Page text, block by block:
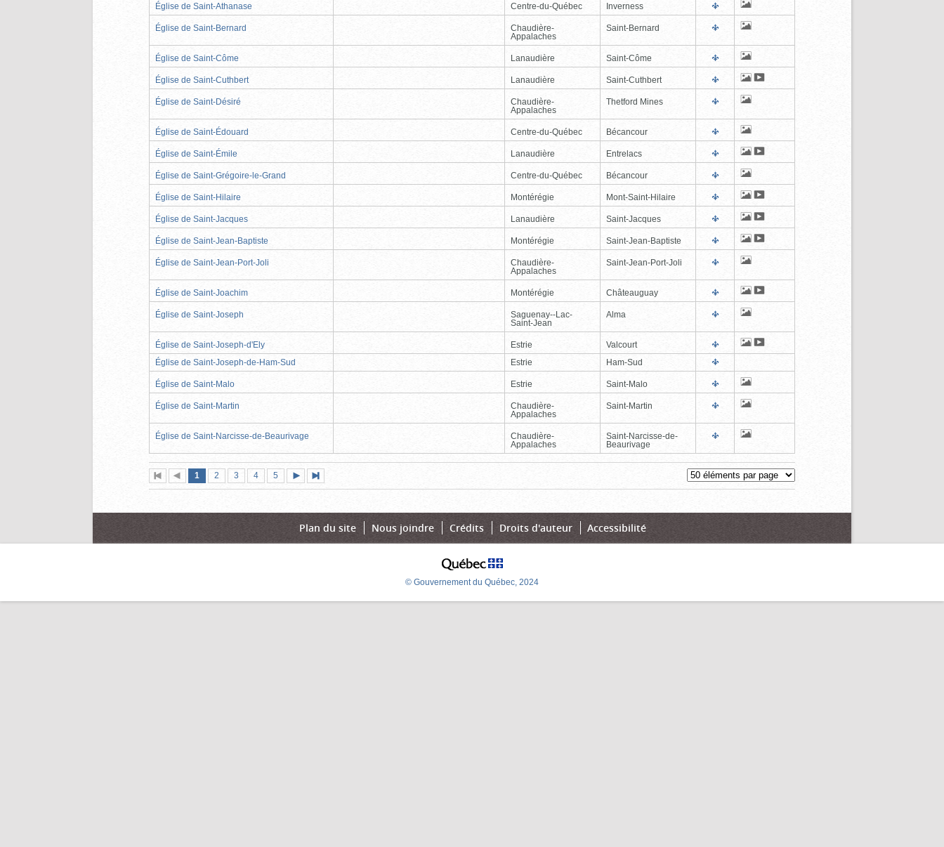
Église de Saint-Athanase Centre-du-Québec Inverness
Église de Saint-Bernard
Chaudière-
Appalaches
Saint-Bernard
Église de Saint-Côme Lanaudière Saint-Côme
Église de Saint-Cuthbert Lanaudière Saint-Cuthbert
Église de Saint-Désiré
Chaudière-
Appalaches
Thetford Mines
Église de Saint-Édouard Centre-du-Québec Bécancour
Église de Saint-Émile Lanaudière Entrelacs
Église de Saint-Grégoire-le-Grand Centre-du-Québec Bécancour
Église de Saint-Hilaire Montérégie Mont-Saint-Hilaire
Église de Saint-Jacques Lanaudière Saint-Jacques
Église de Saint-Jean-Baptiste Montérégie Saint-Jean-Baptiste
Église de Saint-Jean-Port-Joli
Chaudière-
Appalaches
Saint-Jean-Port-Joli
Église de Saint-Joachim Montérégie Châteauguay
Église de Saint-Joseph
Saguenay--Lac-
Saint-Jean
Alma
Église de Saint-Joseph-d'Ely Estrie
Valcourt
Église de Saint-Joseph-de-Ham-Sud
Estrie Ham-Sud
Église de Saint-Malo Estrie Saint-Malo
Église de Saint-Martin
Chaudière-
Appalaches
Saint-Martin
Église de Saint-Narcisse-de-Beaurivage
Chaudière-
Appalaches
Saint-Narcisse-de-
Beaurivage
Première
page
Page
précédente
Page
1 (page
actuelle)
Page
2 Page
3 Page
4 Page
5
suivante
page
Plan du site Nous joindre Crédits Droits d'auteur Accessibilité
© Gouvernement du Québec, 2024